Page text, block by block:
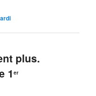
plus.
1er